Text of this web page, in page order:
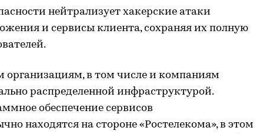
нейтрализует хакерские атаки
и сервисы клиента, сохраняя их полную
организациям, в том числе и компаниям
распределенной инфраструктурой.
обеспечение сервисов
находятся на стороне «Ростелекома», в этом